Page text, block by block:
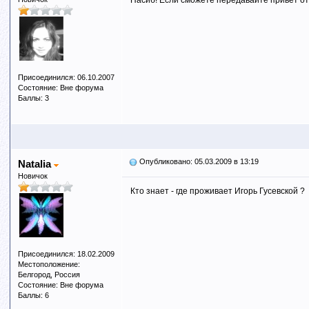
Присоединился: 06.10.2007
Состояние: Вне форума
Баллы: 3
Natalia
Новичок
Присоединился: 18.02.2009
Местоположение:
Белгород, Россия
Состояние: Вне форума
Баллы: 6
Опубликовано: 05.03.2009 в 13:19
Кто знает - где проживает Игорь Гусевской ?